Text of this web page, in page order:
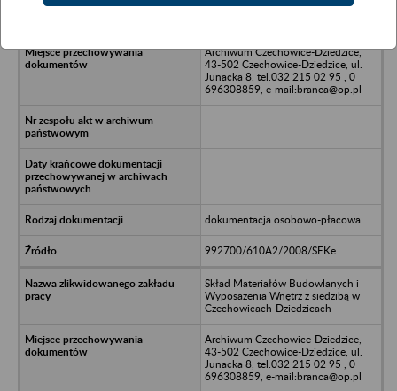
Camelot Bielsko S.A. z siedzibą w
Archiwum Czechowice-Dziedzice,
43-502 Czechowice-Dziedzice, ul.
Junacka 8, tel.032 215 02 95 , 0
696308859, e-mail:branca@op.pl
dokumentacja osobowo-płacowa
992700/610A2/2008/SEKe
Skład Materiałów Budowlanych i
Wyposażenia Wnętrz z siedzibą w
Czechowicach-Dziedzicach
Archiwum Czechowice-Dziedzice,
43-502 Czechowice-Dziedzice, ul.
Junacka 8, tel.032 215 02 95 , 0
696308859, e-mail:branca@op.pl